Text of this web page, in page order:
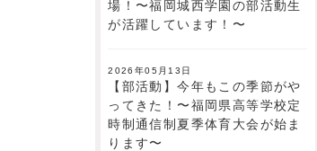
場！〜福岡城西学園の部活動生
が活躍しています！〜
2026年05月13日
【部活動】今年もこの季節がや
ってきた！〜福岡県高等学校定
時制通信制夏季体育大会が始ま
ります〜